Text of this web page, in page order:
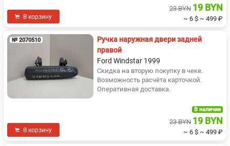
В корзину
23 BYN 19 BYN
~ 6 $ ~ 499 ₽
№ 2070510
Ручка наружная двери задней
правой
Ford Windstar 1999
Скидка на вторую покупку в чеке.
Возможность расчёта карточкой.
Оперативная доставка.
В корзину
В наличии
23 BYN 19 BYN
~ 6 $ ~ 499 ₽